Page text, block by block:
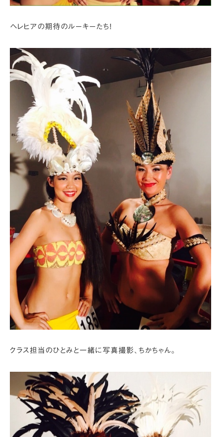
ヘレヒアの期待のルーキーたち!
クラス担当のひとみと一緒に写真撮影、ちかちゃん。